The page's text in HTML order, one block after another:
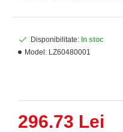
296.73 Lei
Disponibilitate: In stoc
Model: LZ60480001